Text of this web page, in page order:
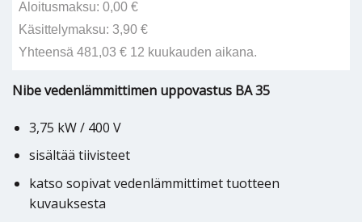
Aloitusmaksu: 0,00 €
Käsittelymaksu: 3,90 €
Yhteensä 481,03 € 12 kuukauden aikana.
Nibe vedenlämmittimen uppovastus BA 35
3,75 kW / 400 V
sisältää tiivisteet
katso sopivat vedenlämmittimet tuotteen
kuvauksesta